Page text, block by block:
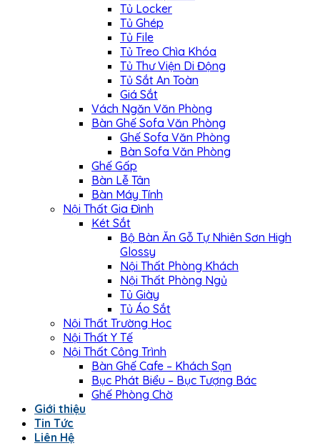
Tủ Locker
Tủ Ghép
Tủ File
Tủ Treo Chìa Khóa
Tủ Thư Viện Di Động
Tủ Sắt An Toàn
Giá Sắt
Vách Ngăn Văn Phòng
Bàn Ghế Sofa Văn Phòng
Ghế Sofa Văn Phòng
Bàn Sofa Văn Phòng
Ghế Gấp
Bàn Lễ Tân
Bàn Máy Tính
Nội Thất Gia Đình
Két Sắt
Bộ Bàn Ăn Gỗ Tự Nhiên Sơn High
Glossy
Nội Thất Phòng Khách
Nội Thất Phòng Ngủ
Tủ Giày
Tủ Áo Sắt
Nội Thất Trường Học
Nội Thất Y Tế
Nội Thất Công Trình
Bàn Ghế Cafe – Khách Sạn
Bục Phát Biểu – Bục Tượng Bác
Ghế Phòng Chờ
Giới thiệu
Tin Tức
Liên Hệ